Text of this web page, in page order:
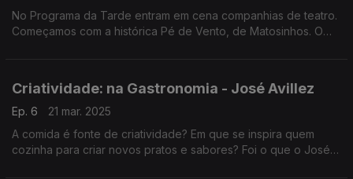
No Programa da Tarde entram em cena companhias de teatro.
Começamos com a histórica Pé de Vento, de Matosinhos. O
Criatividade: na Gastronomia - José Avillez
Ep. 6
21 mar. 2025
A comida é fonte de criatividade? Em que se inspira quem
cozinha para criar novos pratos e sabores? Foi o que o José